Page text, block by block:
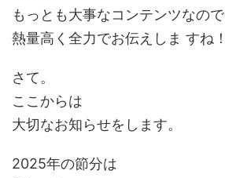
もっとも大事なコンテンツなので
熱量高く全力でお伝えしま すね！
さて。
ここからは
大切なお知らせをします。
2025年の節分は